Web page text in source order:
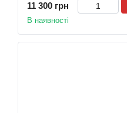
11 300 грн
В наявності